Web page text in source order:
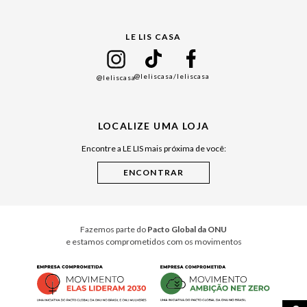
Cuidados Casa
LE LIS CASA
@leliscasa@leliscasa/leliscasa
LOCALIZE UMA LOJA
Encontre a LE LIS mais próxima de você:
Fazemos parte do Pacto Global da ONU
e estamos comprometidos com os movimentos